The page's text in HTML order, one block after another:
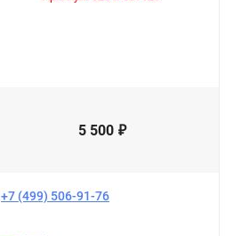
5 500 ₽
+7 (499) 506-91-76